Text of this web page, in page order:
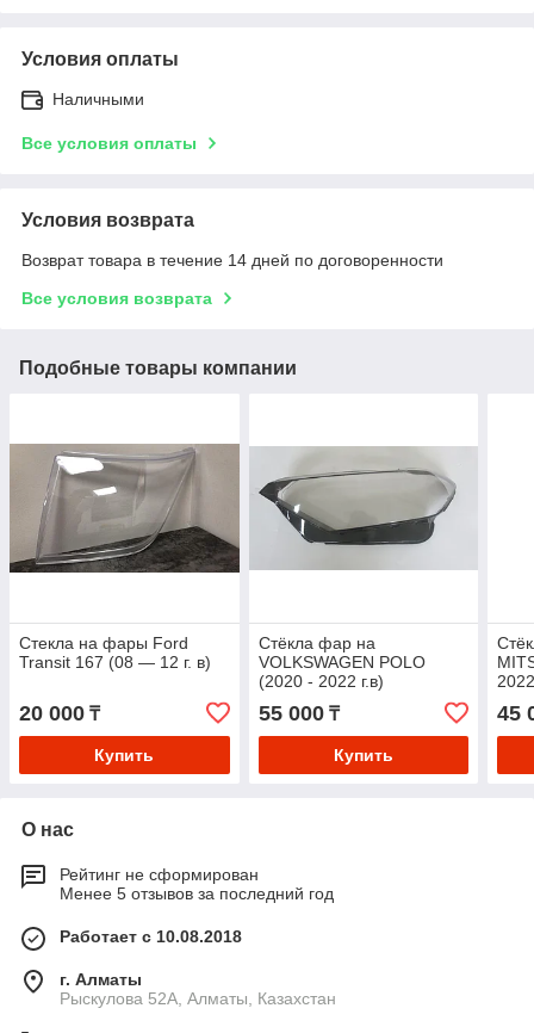
Условия оплаты
Наличными
Все условия оплаты
Условия возврата
Возврат товара в течение 14 дней по договоренности
Все условия возврата
Подобные товары компании
Стекла на фары Ford
Transit 167 (08 — 12 г. в)
20 000 ₸
Купить
Стёкла фар на
VOLKSWAGEN POLO
(2020 - 2022 г.в)
55 000₸
Купить
45
О нас
Рейтинг не сформирован
Менее 5 отзывов за последний год
Работает с 10.08.2018
г. Алматы
Рыскулова 52А, Алматы, Казахстан